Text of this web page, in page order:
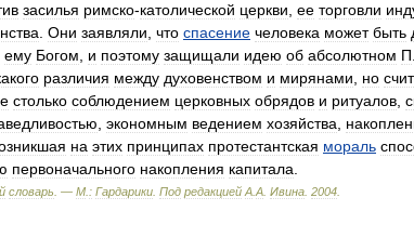
засилья римско-католической церкви ее торговли
Они заявляли что спасение человека может быть
ему Богом и поэтому защищали идею об абсолютном П
различия между духовенством и мирянами но
столько соблюдением церковных обрядов и ритуалов
экономным ведением хозяйства
на этих принципах протестантская мораль
первоначального накопления капитала
словарь . — М : Гардарики Под редакцией А А Ивина 2004